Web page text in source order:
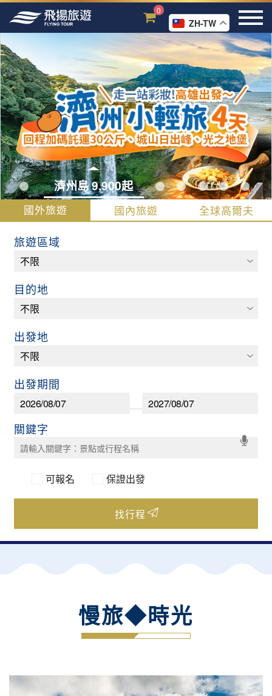
0
ZH-TW
濟州島 9,900起
國外旅遊 國內旅遊 全球高爾夫
旅遊區域
目的地
出發地
出發期間
可報名 保證出發
找行程
慢旅◆時光